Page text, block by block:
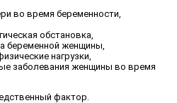
во время беременности,
обстановка,
беременной женщины,
нагрузки,
заболевания женщины во время
фактор.